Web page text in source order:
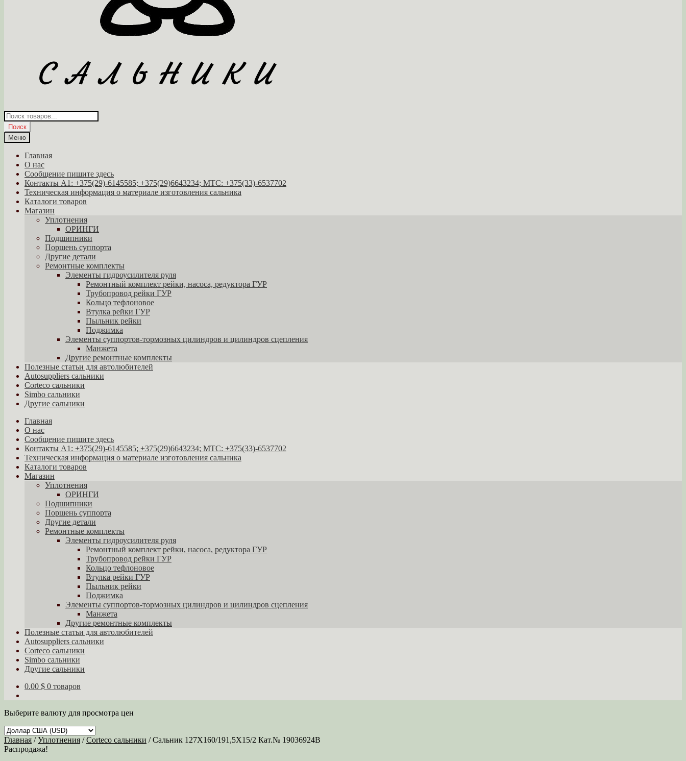
Поиск
товаров
Поиск
Меню
Главная
О нас
Сообщение пишите здесь
Контакты A1: +375(29)-6145585; +375(29)6643234; МТС: +375(33)-6537702
Техническая информация о материале изготовления сальника
Каталоги товаров
Магазин
Уплотнения
ОРИНГИ
Подшипники
Поршень суппорта
Другие детали
Ремонтные комплекты
Элементы гидроусилителя руля
Ремонтный комплект рейки, насоса, редуктора ГУР
Трубопровод рейки ГУР
Кольцо тефлоновое
Втулка рейки ГУР
Пыльник рейки
Поджимка
Элементы суппортов-тормозных цилиндров и цилиндров сцепления
Манжета
Другие ремонтные комплекты
Полезные статьи для автолюбителей
Autosuppliers сальники
Corteco сальники
Simbo сальники
Другие сальники
Главная
О нас
Сообщение пишите здесь
Контакты A1: +375(29)-6145585; +375(29)6643234; МТС: +375(33)-6537702
Техническая информация о материале изготовления сальника
Каталоги товаров
Магазин
Уплотнения
ОРИНГИ
Подшипники
Поршень суппорта
Другие детали
Ремонтные комплекты
Элементы гидроусилителя руля
Ремонтный комплект рейки, насоса, редуктора ГУР
Трубопровод рейки ГУР
Кольцо тефлоновое
Втулка рейки ГУР
Пыльник рейки
Поджимка
Элементы суппортов-тормозных цилиндров и цилиндров сцепления
Манжета
Другие ремонтные комплекты
Полезные статьи для автолюбителей
Autosuppliers сальники
Corteco сальники
Simbo сальники
Другие сальники
0.00 $ 0 товаров
Выберите валюту для просмотра цен
Главная /Уплотнения /Corteco сальники /Сальник 127X160/191,5X15/2 Кат.№ 19036924B
Распродажа!